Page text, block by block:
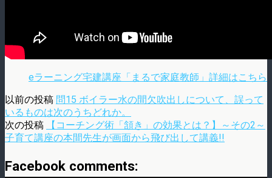
eラーニング宅建講座「まるで家庭教師」詳細はこちら
以前の投稿 問15 ボイラー水の間欠吹出しについて、誤って
いるものは次のうちどれか。
次の投稿
【コーチング術「頷き」の効果とは？】～その2～
子育て講座の本間先生が画面から飛び出して講義!!
Facebook comments: